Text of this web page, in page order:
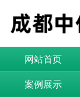
网站首页
案例展示